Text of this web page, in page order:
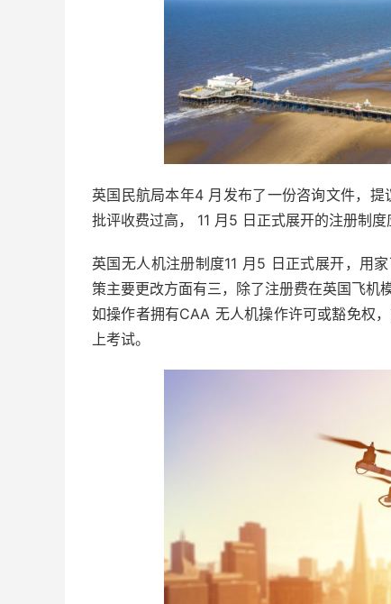
英国民航局本年4 月发布了一份咨询文件，
批评收费过高， 11 月5 日正式展开的注册制
英国无人机注册制度11 月5 日正式展开，用
策主要更改方面有三，除了注册费在英国飞机
如操作者拥有CAA 无人机操作许可或豁免权
上考试。